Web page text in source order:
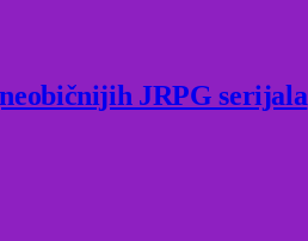
JRPG serijala